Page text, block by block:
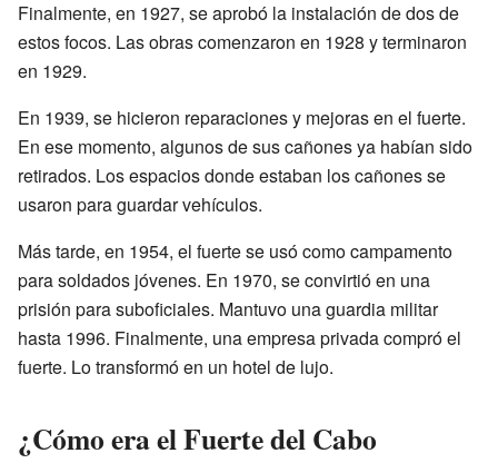
Finalmente, en 1927, se aprobó la instalación de dos de
estos focos. Las obras comenzaron en 1928 y terminaron
en 1929.
En 1939, se hicieron reparaciones y mejoras en el fuerte.
En ese momento, algunos de sus cañones ya habían sido
retirados. Los espacios donde estaban los cañones se
usaron para guardar vehículos.
Más tarde, en 1954, el fuerte se usó como campamento
para soldados jóvenes. En 1970, se convirtió en una
prisión para suboficiales. Mantuvo una guardia militar
hasta 1996. Finalmente, una empresa privada compró el
fuerte. Lo transformó en un hotel de lujo.
¿Cómo era el Fuerte del Cabo